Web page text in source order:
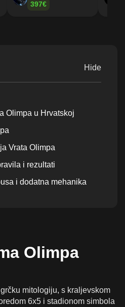
397€
Hide
Olimpa u Hrvatskoj
Vrata Olimpa
i rezultati
i dodatna mehanika
Za Pravi Novac U
Olimpa
mitologiju, s kraljevskom
6x5 i stadionom simbola